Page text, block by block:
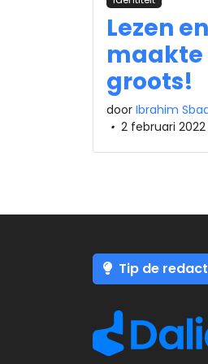
Lezen
maakte
groots!
door Ibrahim
• 2 februari 2022
Tip de